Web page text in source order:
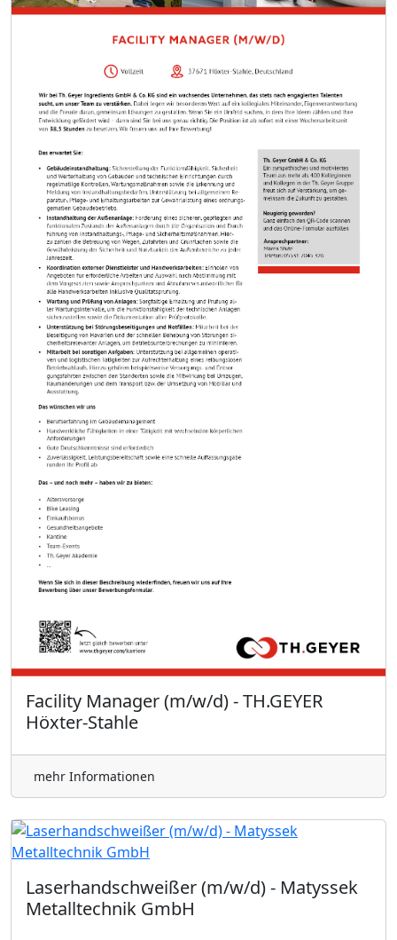
Facility Manager (m/w/d) - TH.GEYER
Höxter-Stahle
mehr Informationen
Laserhandschweißer (m/w/d) - Matyssek
Metalltechnik GmbH